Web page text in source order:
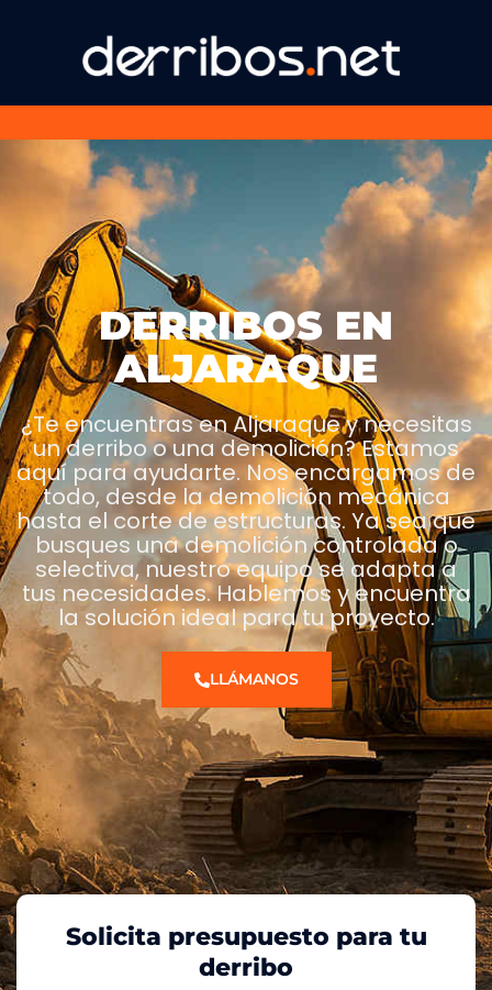
DERRIBOS EN
ALJARAQUE
¿Te encuentras en Aljaraque y necesitas
un derribo o una demolición? Estamos
aquí para ayudarte. Nos encargamos de
todo, desde la demolición mecánica
hasta el corte de estructuras. Ya sea que
busques una demolición controlada o
selectiva, nuestro equipo se adapta a
tus necesidades. Hablemos y encuentra
la solución ideal para tu proyecto.
LLÁMANOS
Solicita presupuesto para tu
derribo